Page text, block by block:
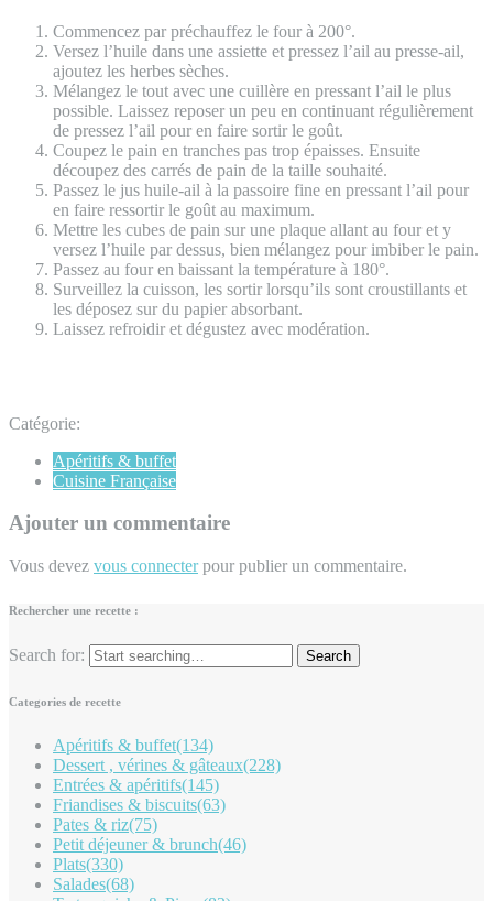
Commencez par préchauffez le four à 200°.
Versez l’huile dans une assiette et pressez l’ail au presse-ail,
ajoutez les herbes sèches.
Mélangez le tout avec une cuillère en pressant l’ail le plus
possible. Laissez reposer un peu en continuant régulièrement
de pressez l’ail pour en faire sortir le goût.
Coupez le pain en tranches pas trop épaisses. Ensuite
découpez des carrés de pain de la taille souhaité.
Passez le jus huile-ail à la passoire fine en pressant l’ail pour
en faire ressortir le goût au maximum.
Mettre les cubes de pain sur une plaque allant au four et y
versez l’huile par dessus, bien mélangez pour imbiber le pain.
Passez au four en baissant la température à 180°.
Surveillez la cuisson, les sortir lorsqu’ils sont croustillants et
les déposez sur du papier absorbant.
Laissez refroidir et dégustez avec modération.
Catégorie:
Apéritifs & buffet
Cuisine Française
Ajouter un commentaire
Vous devez vous connecterpour publier un commentaire.
Rechercher une recette :
Search for:
Categories de recette
Apéritifs & buffet(134)
Dessert , vérines & gâteaux(228)
Entrées & apéritifs(145)
Friandises & biscuits(63)
Pates & riz(75)
Petit déjeuner & brunch(46)
Plats(330)
Salades(68)